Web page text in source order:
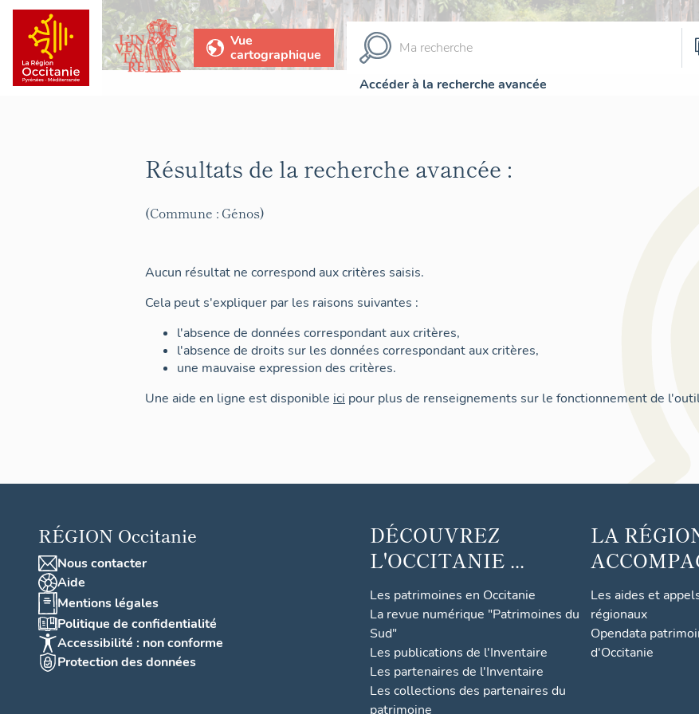
Vue
cartographique
Accéder à la recherche avancée
Résultats de la recherche avancée :
(Commune : Génos)
Aucun résultat ne correspond aux critères saisis.
Cela peut s'expliquer par les raisons suivantes :
l'absence de données correspondant aux critères,
l'absence de droits sur les données correspondant aux critères,
une mauvaise expression des critères.
Une aide en ligne est disponible ici pour plus de renseignements sur le fonctionnement de
RÉGION Occitanie
Nous contacter
Aide
Mentions légales
Politique de confidentialité
Accessibilité : non conforme
Protection des données
DÉCOUVREZ
L'OCCITANIE ...
Les patrimoines en Occitanie
La revue numérique "Patrimoines du
Sud"
Les publications de l'Inventaire
Les partenaires de l'Inventaire
Les collections des partenaires du
patrimoine
LA
Les aides et
régionaux
Opendata
d'Occitanie